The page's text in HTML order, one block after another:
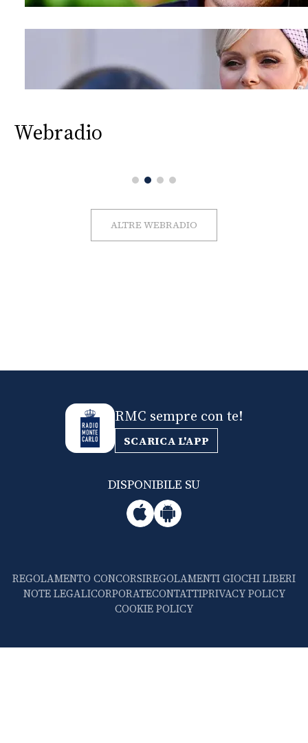
Webradio
ALTRE WEBRADIO
RMC sempre con te!
SCARICA L'APP
DISPONIBILE SU
REGOLAMENTO CONCORSIREGOLAMENTI GIOCHI LIBERI
NOTE LEGALICORPORATECONTATTIPRIVACY POLICY
COOKIE POLICY